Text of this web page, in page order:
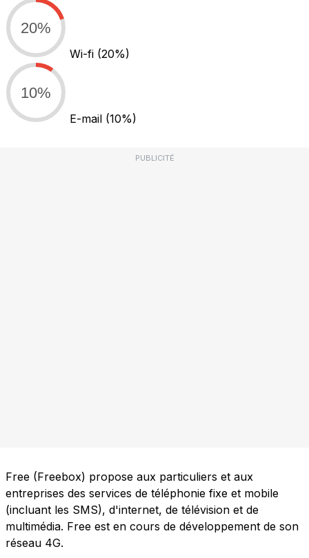
20%
Wi-fi (20%)
10%
E-mail (10%)
PUBLICITÉ
Free (Freebox) propose aux particuliers et aux
entreprises des services de téléphonie fixe et mobile
(incluant les SMS), d'internet, de télévision et de
multimédia. Free est en cours de développement de son
réseau 4G.